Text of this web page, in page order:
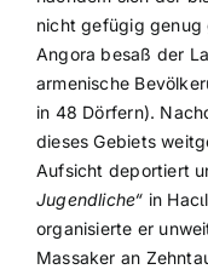
nicht gefügig genug
Angora besaß der
armenische
in 48 Dörfern).
dieses Gebiets
Aufsicht deportiert
Jugendliche“ in
organisierte er
Massaker an